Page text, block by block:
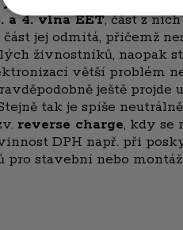
a 4. vlna EET, část z
jej odmítá, přičemž
živnostníků, naopak
větší problém
ještě projde
tak je spíše
reverse charge, kdy se
DPH např. při
pro stavební nebo